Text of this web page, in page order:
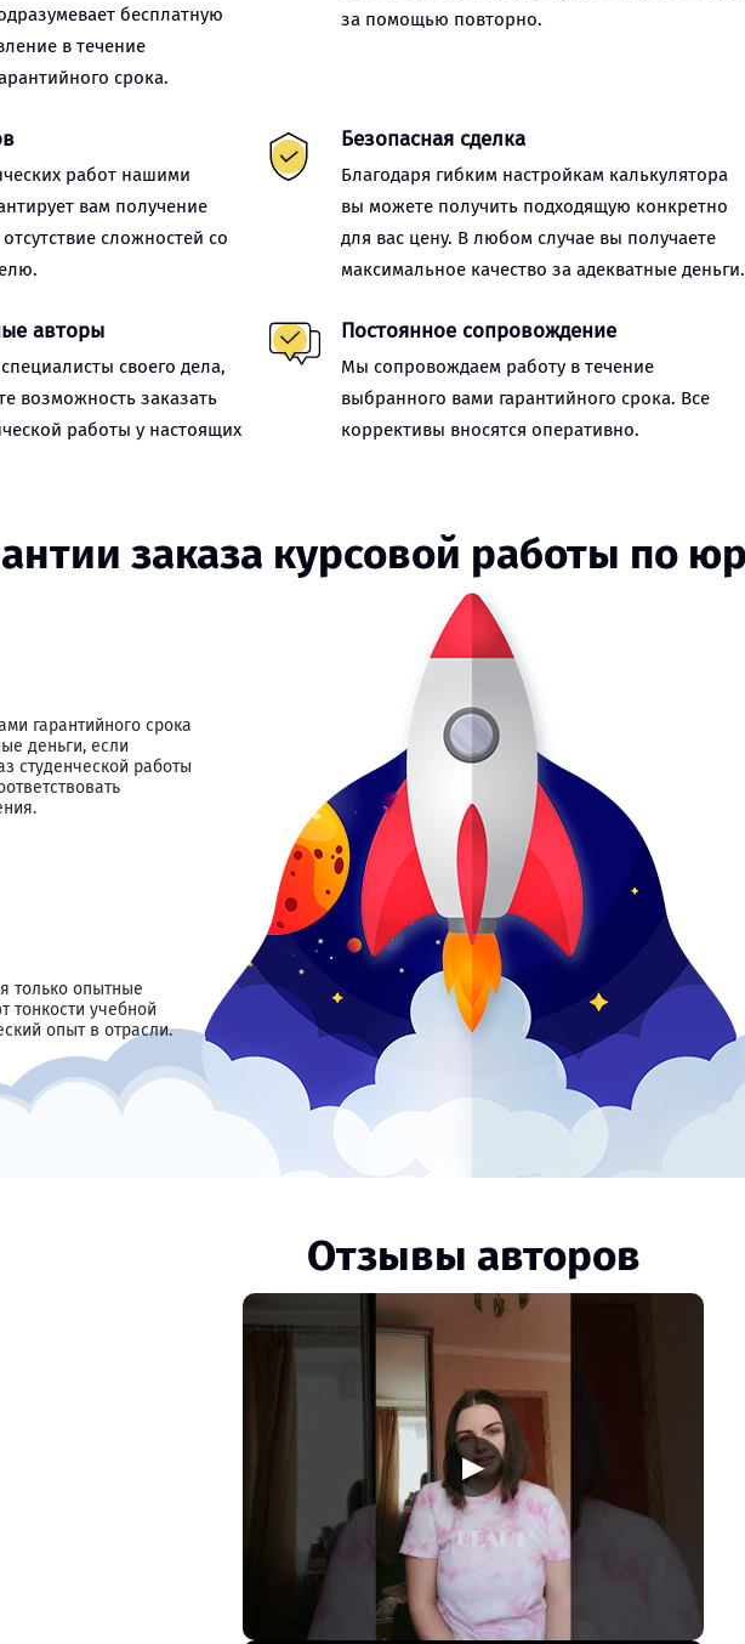
бесплатную
в течение
срока.
за помощью повторно.
работ нашими
вам получение
сложностей со
Безопасная сделка
Благодаря гибким настройкам калькулятора
вы можете получить подходящую конкретно
для вас цену. В любом случае вы получаете
максимальное качество за адекватные деньги.
авторы
своего дела,
возможность заказать
работы у настоящих
Постоянное сопровождение
Мы сопровождаем работу в течение
выбранного вами гарантийного срока. Все
коррективы вносятся оперативно.
заказа курсовой работы по
гарантийного срока
деньги, если
студенческой работы
только опытные
тонкости учебной
опыт в отрасли.
Отзывы авторов
▶